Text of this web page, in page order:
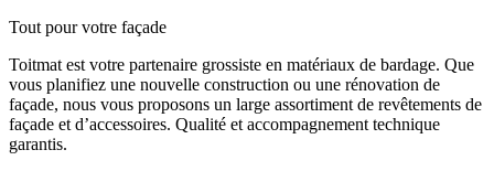
Tout pour votre façade
Toitmat est votre partenaire grossiste en matériaux de bardage. Que
vous planifiez une nouvelle construction ou une rénovation de
façade, nous vous proposons un large assortiment de revêtements de
façade et d’accessoires. Qualité et accompagnement technique
garantis.